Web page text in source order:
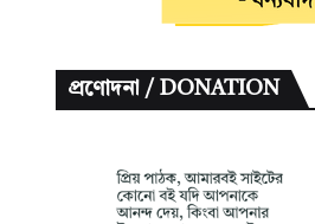
প্রণোদনা / DONATION